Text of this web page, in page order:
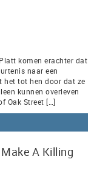
komen erachter dat
naar een
het tot hen door dat ze
kunnen overleven
Oak Street […]
A Killing